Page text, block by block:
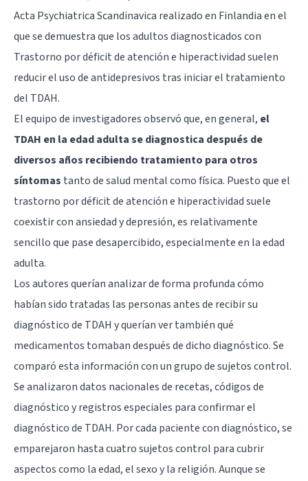
Acta Psychiatrica Scandinavica realizado en Finlandia en el
que se demuestra que los adultos diagnosticados con
Trastorno por déficit de atención e hiperactividad suelen
reducir el uso de antidepresivos tras iniciar el tratamiento
del TDAH.
El equipo de investigadores observó que, en general, el
TDAH en la edad adulta se diagnostica después de
diversos años recibiendo tratamiento para otros
síntomas tanto de salud mental como física. Puesto que el
trastorno por déficit de atención e hiperactividad suele
coexistir con ansiedad y depresión, es relativamente
sencillo que pase desapercibido, especialmente en la edad
adulta.
Los autores querían analizar de forma profunda cómo
habían sido tratadas las personas antes de recibir su
diagnóstico de TDAH y querían ver también qué
medicamentos tomaban después de dicho diagnóstico. Se
comparó esta información con un grupo de sujetos control.
Se analizaron datos nacionales de recetas, códigos de
diagnóstico y registros especiales para confirmar el
diagnóstico de TDAH. Por cada paciente con diagnóstico, se
emparejaron hasta cuatro sujetos control para cubrir
aspectos como la edad, el sexo y la religión. Aunque se